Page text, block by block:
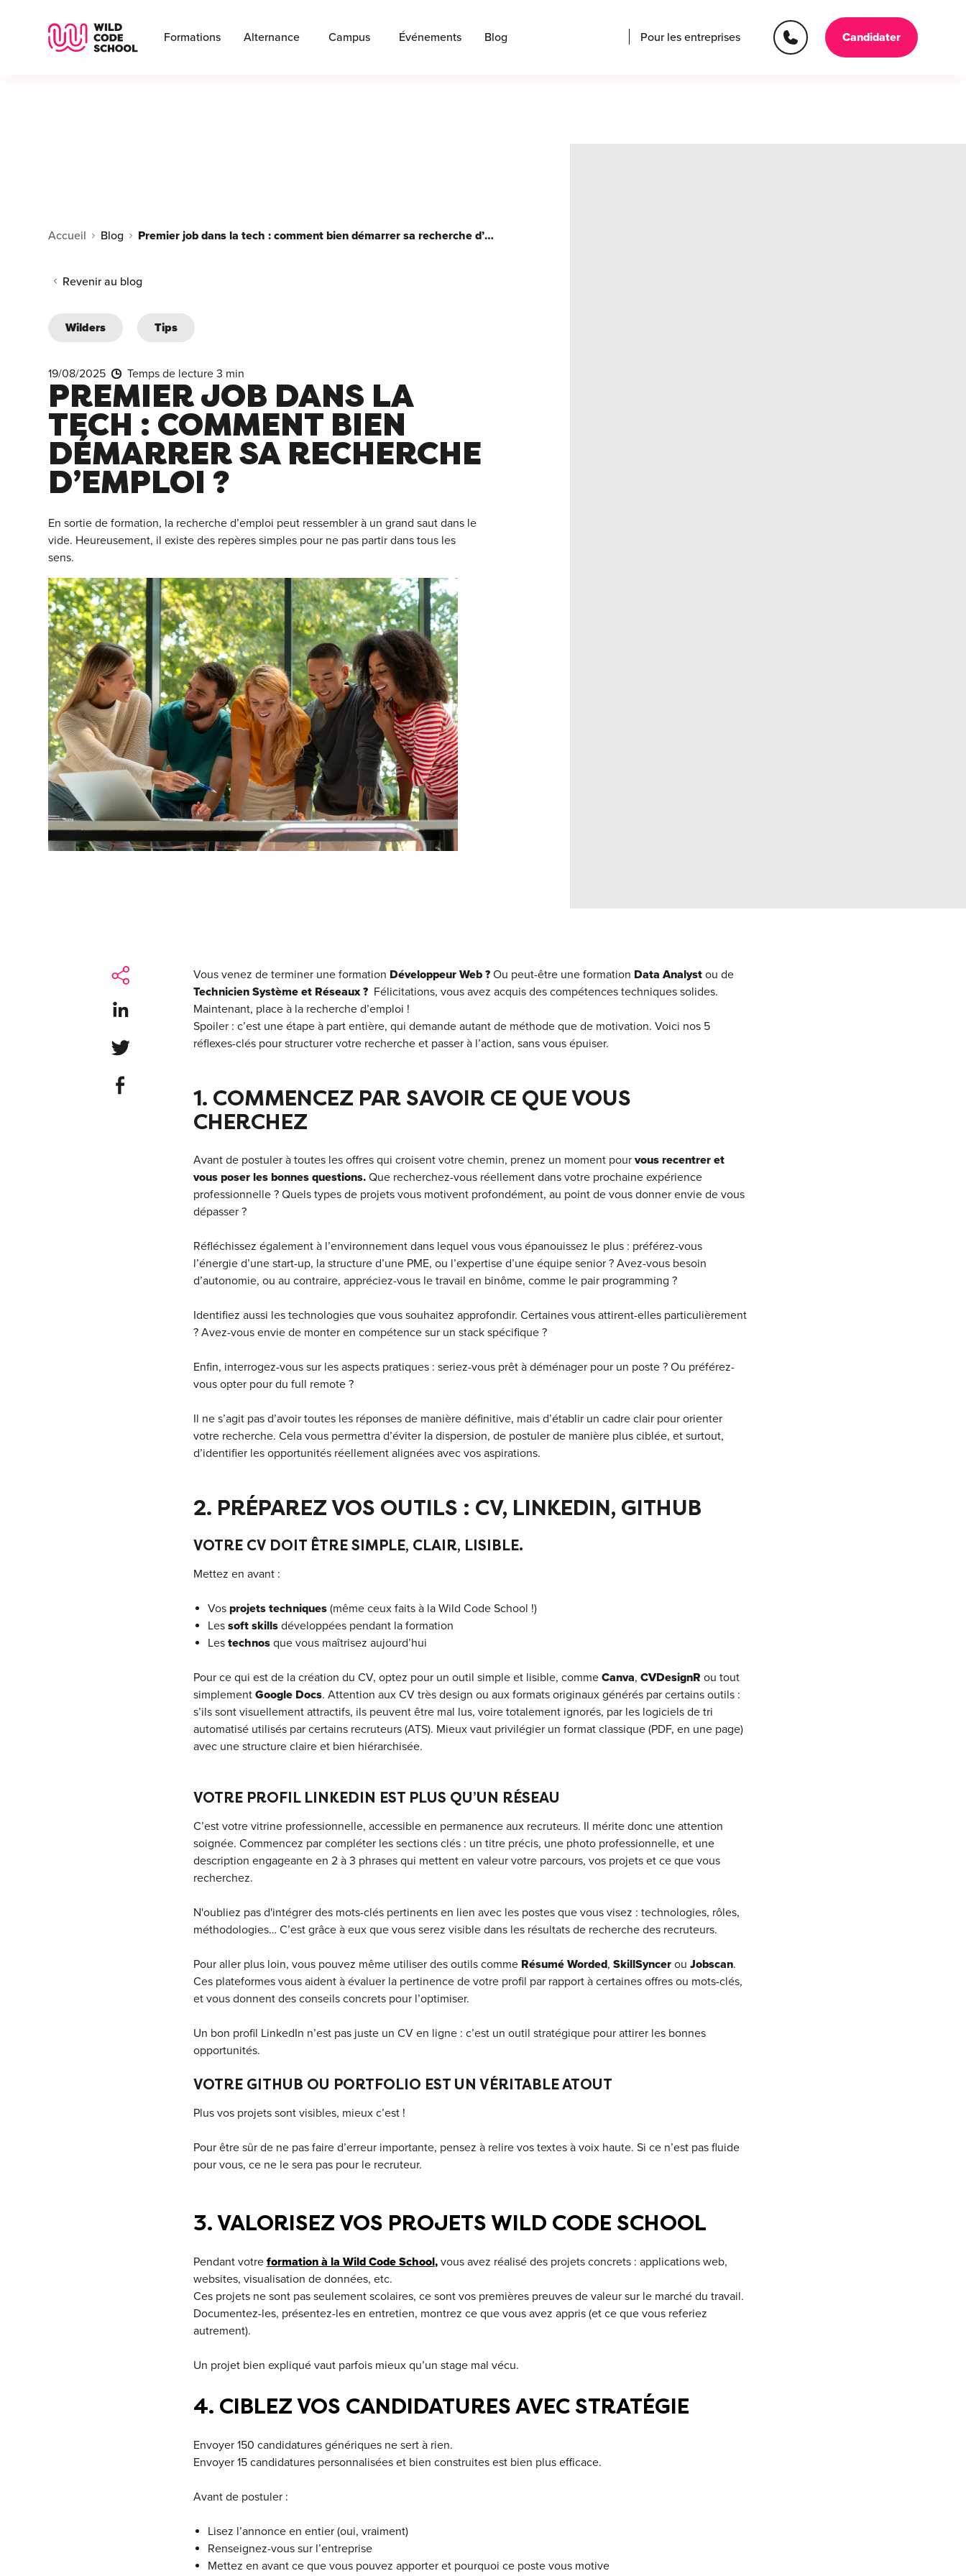
Wild Code School Header Logo
Formations Alternance Campus Événements Blog Pour les entreprises Candidater
Accueil Blog Premier job dans la tech : comment bien démarrer sa recherche d’emploi ?
Revenir au blog
Wilders Tips
19/08/2025 Temps de lecture 3 min
PREMIER JOB DANS LA
TECH : COMMENT BIEN
DÉMARRER SA RECHERCHE
D’EMPLOI ?
En sortie de formation, la recherche d’emploi peut ressembler à un grand saut dans le
vide. Heureusement, il existe des repères simples pour ne pas partir dans tous les
sens.
Share on LinkedIn
Share on Twitter
Share on Facebook
Vous venez de terminer une formation Développeur Web?Ou peut-être une formation Data Analystou de
Technicien Système et Réseaux ?Félicitations, vous avez acquis des compétences techniques solides.
Maintenant, place à la recherche d’emploi !
Spoiler : c’est une étape à part entière, qui demande autant de méthode que de motivation. Voici nos 5
réflexes-clés pour structurer votre recherche et passer à l’action, sans vous épuiser.
1. COMMENCEZ PAR SAVOIR CE QUE VOUS
CHERCHEZ
Avant de postuler à toutes les offres qui croisent votre chemin, prenez un moment pour vous recentrer et
vous poser les bonnes questions. Que recherchez-vous réellement dans votre prochaine expérience
professionnelle ? Quels types de projets vous motivent profondément, au point de vous donner envie de vous
dépasser ?
Réfléchissez également à l’environnement dans lequel vous vous épanouissez le plus : préférez-vous
l’énergie d’une start-up, la structure d’une PME, ou l’expertise d’une équipe senior ? Avez-vous besoin
d’autonomie, ou au contraire, appréciez-vous le travail en binôme, comme le pair programming ?
Identifiez aussi les technologies que vous souhaitez approfondir. Certaines vous attirent-elles particulièrement
? Avez-vous envie de monter en compétence sur un stack spécifique ?
Enfin, interrogez-vous sur les aspects pratiques : seriez-vous prêt à déménager pour un poste ? Ou préférez-
vous opter pour du full remote ?
Il ne s’agit pas d’avoir toutes les réponses de manière définitive, mais d’établir un cadre clair pour orienter
votre recherche. Cela vous permettra d’éviter la dispersion, de postuler de manière plus ciblée, et surtout,
d’identifier les opportunités réellement alignées avec vos aspirations.
2. PRÉPAREZ VOS OUTILS : CV, LINKEDIN, GITHUB
VOTRE CV DOIT ÊTRE SIMPLE, CLAIR, LISIBLE.
Mettez en avant :
Vos projets techniques(même ceux faits à la Wild Code School !)
Les soft skillsdéveloppées pendant la formation
Lestechnosque vous maîtrisez aujourd’hui
Pour ce qui est de la création du CV, optez pour un outil simple et lisible, comme Canva, CVDesignR ou tout
simplement Google Docs. Attention aux CV très design ou aux formats originaux générés par certains outils :
s’ils sont visuellement attractifs, ils peuvent être mal lus, voire totalement ignorés, par les logiciels de tri
automatisé utilisés par certains recruteurs (ATS). Mieux vaut privilégier un format classique (PDF, en une page)
avec une structure claire et bien hiérarchisée.
VOTRE PROFIL LINKEDIN EST PLUS QU’UN RÉSEAU
C’est votre vitrine professionnelle, accessible en permanence aux recruteurs. Il mérite donc une attention
soignée. Commencez par compléter les sections clés : un titre précis, une photo professionnelle, et une
description engageante en 2 à 3 phrases qui mettent en valeur votre parcours, vos projets et ce que vous
recherchez.
N'oubliez pas d'intégrer des mots-clés pertinents en lien avec les postes que vous visez : technologies, rôles,
méthodologies… C’est grâce à eux que vous serez visible dans les résultats de recherche des recruteurs.
Pour aller plus loin, vous pouvez même utiliser des outils comme Résumé Worded, SkillSyncerou Jobscan.
Ces plateformes vous aident à évaluer la pertinence de votre profil par rapport à certaines offres ou mots-clés,
et vous donnent des conseils concrets pour l’optimiser.
Un bon profil LinkedIn n’est pas juste un CV en ligne : c’est un outil stratégique pour attirer les bonnes
opportunités.
VOTRE GITHUB OU PORTFOLIO EST UN VÉRITABLE ATOUT
Plus vos projets sont visibles, mieux c’est !
Pour être sûr de ne pas faire d’erreur importante, pensez à relire vos textes à voix haute. Si ce n’est pas fluide
pour vous, ce ne le sera pas pour le recruteur.
3. VALORISEZ VOS PROJETS WILD CODE SCHOOL
Pendant votre formation à la Wild Code School,vous avez réalisé des projets concrets : applications web,
websites, visualisation de données, etc.
Ces projets ne sont pas seulement scolaires, ce sont vos premières preuves de valeur sur le marché du travail.
Documentez-les, présentez-les en entretien, montrez ce que vous avez appris (et ce que vous referiez
autrement).
Un projet bien expliqué vaut parfois mieux qu’un stage mal vécu.
4. CIBLEZ VOS CANDIDATURES AVEC STRATÉGIE
Envoyer 150 candidatures génériques ne sert à rien.
Envoyer 15 candidatures personnalisées et bien construites est bien plus efficace.
Avant de postuler :
Lisez l’annonce en entier (oui, vraiment)
Renseignez-vous sur l’entreprise
Mettez en avant ce que vous pouvez apporter et pourquoi ce poste vous motive